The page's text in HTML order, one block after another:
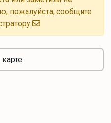
пожалуйста, сообщите
карте